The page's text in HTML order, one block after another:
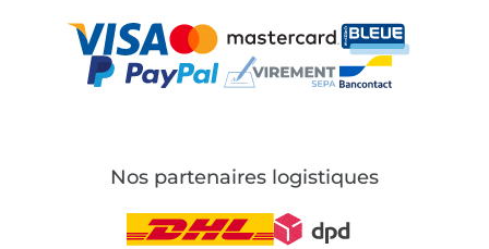
Nos partenaires logistiques